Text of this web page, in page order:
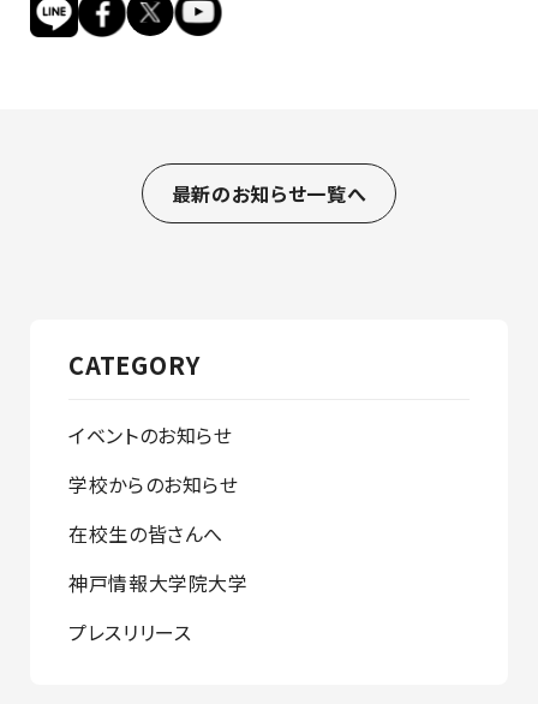
最新のお知らせ一覧へ
CATEGORY
イベントのお知らせ
学校からのお知らせ
在校生の皆さんへ
神戸情報大学院大学
プレスリリース